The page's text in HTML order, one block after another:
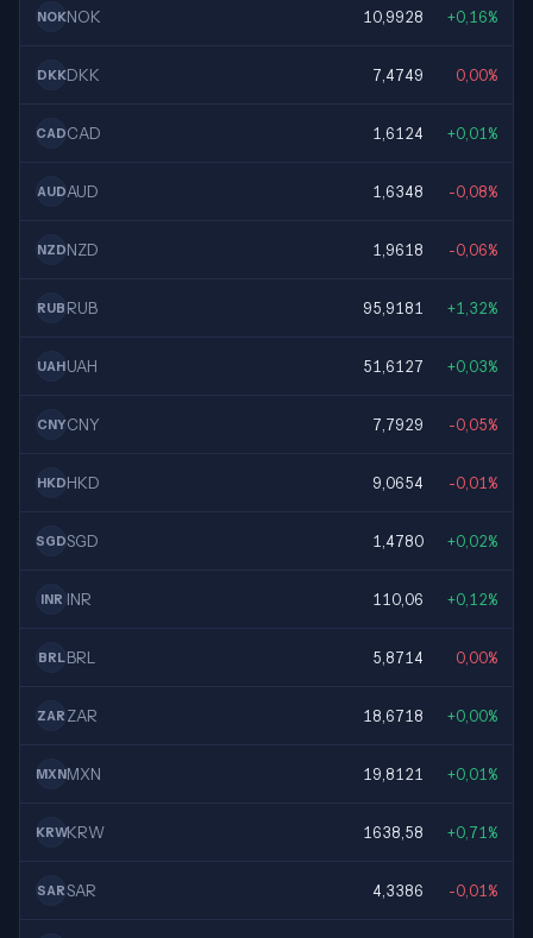
NOKNOK 10,9928 +0,16%
DKKDKK 7,4749 0,00%
CADCAD 1,6124 +0,01%
AUDAUD 1,6348 -0,08%
NZDNZD 1,9618 -0,06%
RUB RUB 95,9181 +1,32%
UAHUAH 51,6127 +0,03%
CNYCNY 7,7929 -0,05%
HKDHKD 9,0654 -0,01%
SGDSGD 1,4780 +0,02%
INR INR 110,06 +0,12%
BRL BRL 5,8714 0,00%
ZAR ZAR 18,6718 +0,00%
MXNMXN 19,8121 +0,01%
KRWKRW 1638,58 +0,71%
SARSAR 4,3386 -0,01%